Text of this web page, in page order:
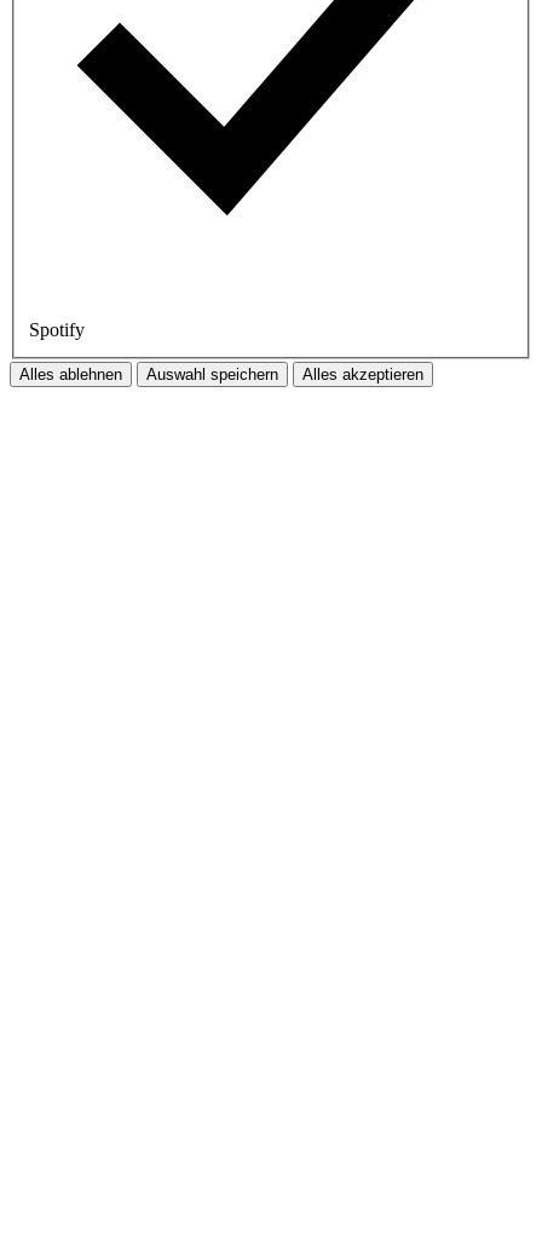
Spotify
Alles ablehnen Auswahl speichern Alles akzeptieren